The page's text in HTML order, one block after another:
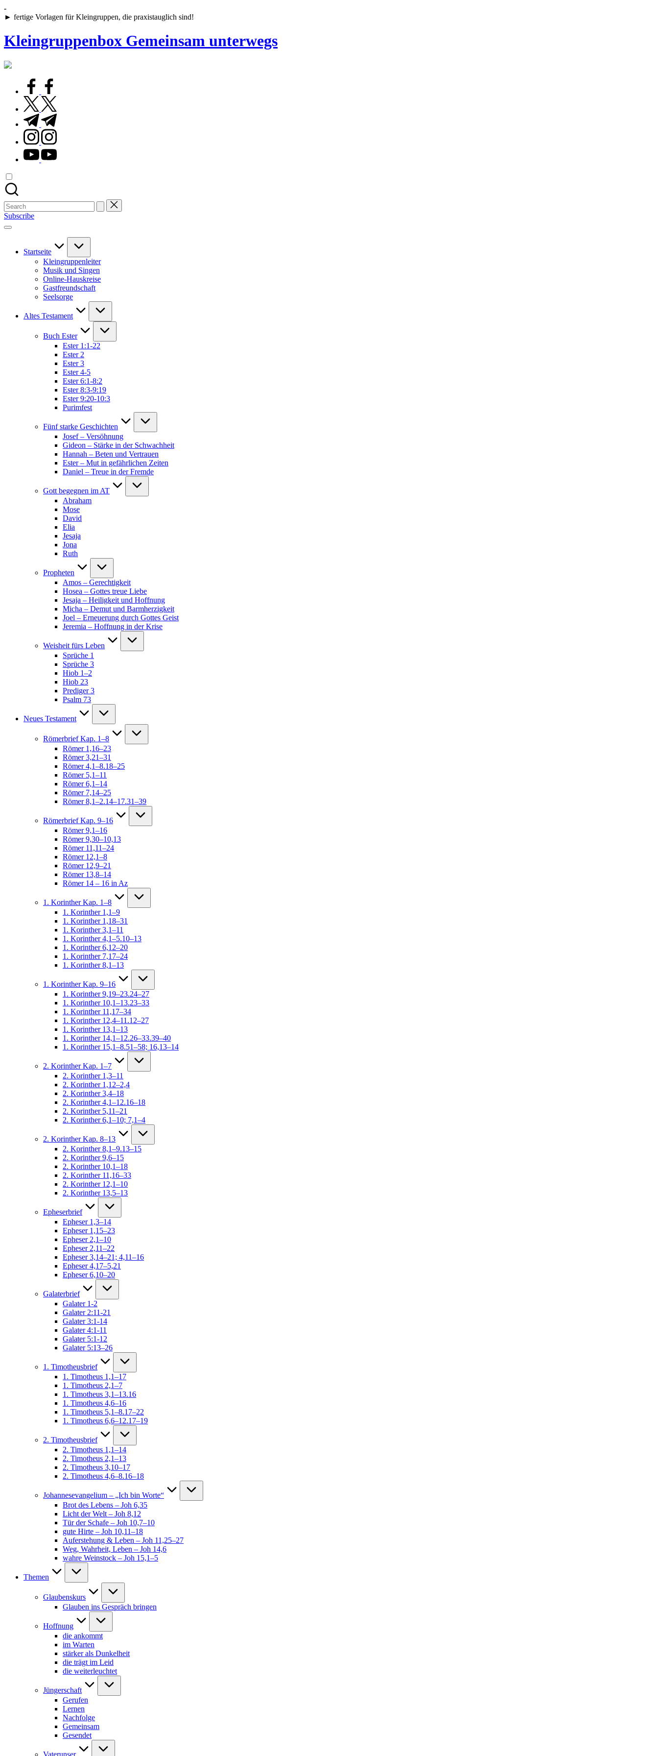
Skip
to
-
► fertige Vorlagen für Kleingruppen, die praxistauglich sind!
Kleingruppenbox Gemeinsam unterwegs
Gemeinsam
wachsen,
leben
facebook.com
twitter.com
t.me
instagram.com
youtube.com
Search
for:
Subscribe
Startseite
Kleingruppenleiter
Musik und Singen
Online-Hauskreise
Gastfreundschaft
Seelsorge
Altes Testament
Buch Ester
Ester 1:1-22
Ester 2
Ester 3
Ester 4-5
Ester 6:1-8:2
Ester 8:3-9:19
Ester 9:20-10:3
Purimfest
Fünf starke Geschichten
Josef – Versöhnung
Gideon – Stärke in der Schwachheit
Hannah – Beten und Vertrauen
Ester – Mut in gefährlichen Zeiten
Daniel – Treue in der Fremde
Gott begegnen im AT
Abraham
Mose
David
Elia
Jesaja
Jona
Ruth
Propheten
Amos – Gerechtigkeit
Hosea – Gottes treue Liebe
Jesaja – Heiligkeit und Hoffnung
Micha – Demut und Barmherzigkeit
Joel – Erneuerung durch Gottes Geist
Jeremia – Hoffnung in der Krise
Weisheit fürs Leben
Sprüche 1
Sprüche 3
Hiob 1–2
Hiob 23
Prediger 3
Psalm 73
Neues Testament
Römerbrief Kap. 1–8
Römer 1,16–23
Römer 3,21–31
Römer 4,1–8.18–25
Römer 5,1–11
Römer 6,1–14
Römer 7,14–25
Römer 8,1–2.14–17.31–39
Römerbrief Kap. 9–16
Römer 9,1–16
Römer 9,30–10,13
Römer 11,11–24
Römer 12,1–8
Römer 12,9–21
Römer 13,8–14
Römer 14 – 16 in Az
1. Korinther Kap. 1–8
1. Korinther 1,1–9
1. Korinther 1,18–31
1. Korinther 3,1–11
1. Korinther 4,1–5.10–13
1. Korinther 6,12–20
1. Korinther 7,17–24
1. Korinther 8,1–13
1. Korinther Kap. 9–16
1. Korinther 9,19–23.24–27
1. Korinther 10,1–13.23–33
1. Korinther 11,17–34
1. Korinther 12,4–11.12–27
1. Korinther 13,1–13
1. Korinther 14,1–12.26–33.39–40
1. Korinther 15,1–8.51–58; 16,13–14
2. Korinther Kap. 1–7
2. Korinther 1,3–11
2. Korinther 1,12–2,4
2. Korinther 3,4–18
2. Korinther 4,1–12.16–18
2. Korinther 5,11–21
2. Korinther 6,1–10; 7,1–4
2. Korinther Kap. 8–13
2. Korinther 8,1–9.13–15
2. Korinther 9,6–15
2. Korinther 10,1–18
2. Korinther 11,16–33
2. Korinther 12,1–10
2. Korinther 13,5–13
Epheserbrief
Epheser 1,3–14
Epheser 1,15–23
Epheser 2,1–10
Epheser 2,11–22
Epheser 3,14–21; 4,11–16
Epheser 4,17–5,21
Epheser 6,10–20
Galaterbrief
Galater 1-2
Galater 2:11-21
Galater 3:1-14
Galater 4:1-11
Galater 5:1-12
Galater 5:13–26
1. Timotheusbrief
1. Timotheus 1,1–17
1. Timotheus 2,1–7
1. Timotheus 3,1–13.16
1. Timotheus 4,6–16
1. Timotheus 5,1–8.17–22
1. Timotheus 6,6–12.17–19
2. Timotheusbrief
2. Timotheus 1,1–14
2. Timotheus 2,1–13
2. Timotheus 3,10–17
2. Timotheus 4,6–8.16–18
Johannesevangelium – „Ich bin Worte“
Brot des Lebens – Joh 6,35
Licht der Welt – Joh 8,12
Tür der Schafe – Joh 10,7–10
gute Hirte – Joh 10,11–18
Auferstehung & Leben – Joh 11,25–27
Weg, Wahrheit, Leben – Joh 14,6
wahre Weinstock – Joh 15,1–5
Themen
Glaubenskurs
Glauben ins Gespräch bringen
Hoffnung
die ankommt
im Warten
stärker als Dunkelheit
die trägt im Leid
die weiterleuchtet
Jüngerschaft
Gerufen
Lernen
Nachfolge
Gemeinsam
Gesendet
Vaterunser